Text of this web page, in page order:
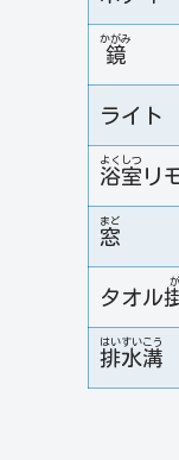
鏡
かがみ
ライト
浴
よく
室
しつ
リ
窓
まど
タオル
が
排
はい
水
すい
溝
こう